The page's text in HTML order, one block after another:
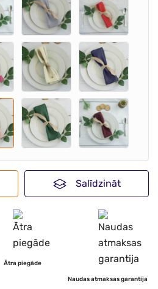
Salīdzināt
Ātra piegāde
Naudas atmaksas garantija